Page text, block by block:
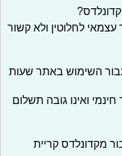
לחלוטין ולא קשור
השימוש באתר שעות
ואינו גובה תשלום
מקדונלדס קריית